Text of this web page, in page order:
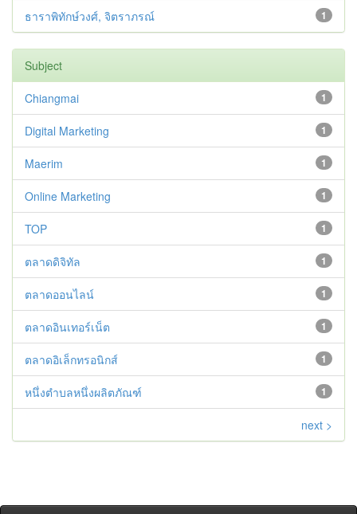
1
ธาราพิทักษ์วงศ์, จิตราภรณ์
Subject
1
Chiangmai
1
Digital Marketing
1
Maerim
1
Online Marketing
1
TOP
1
ตลาดดิจิทัล
1
ตลาดออนไลน์
1
ตลาดอินเทอร์เน็ต
1
ตลาดอิเล็กทรอนิกส์
1
หนึ่งตำบลหนึ่งผลิตภัณฑ์
next >